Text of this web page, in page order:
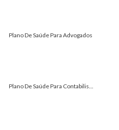
Plano De Saúde Para Advogados
Plano De Saúde Para Contabilis...